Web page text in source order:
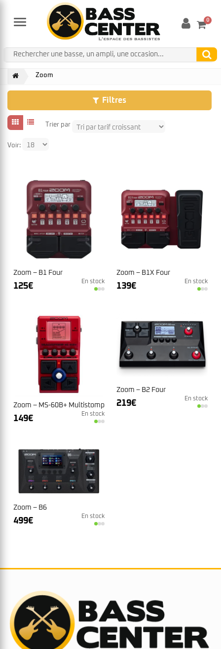
Menu 0
Zoom
Filtres
Trier par
Voir:
Zoom – B1 Four
125€ En stock
Zoom – B1X Four
139€ En stock
Zoom – MS-60B+ Multistomp
149€ En stock
Zoom – B2 Four
219€ En stock
Zoom – B6
499€ En stock